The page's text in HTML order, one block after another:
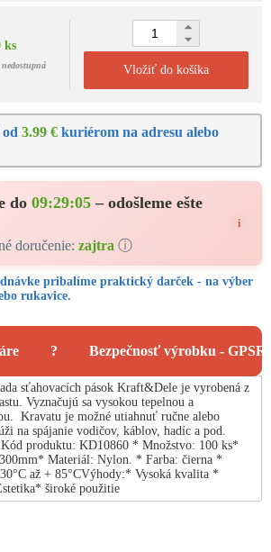
ks
Vložiť do košíka
3.99 € kuriérom na adresu alebo
do 09:29:05 – odošleme ešte
doručenie: zajtra ⓘ
i
pribalíme praktický darček - na výber
rukavice.
? Bezpečnosť výrobku - GPSR
sťahovacích pások Kraft&Dele je vyrobená z
Vyznačujú sa vysokou tepelnou a
Kravatu je možné utiahnuť ručne alebo
na spájanie vodičov, káblov, hadíc a pod.
produktu: KD10860 * Množstvo: 100 ks*
Materiál: Nylon. * Farba: čierna *
až + 85°CVýhody:* Vysoká kvalita *
široké použitie